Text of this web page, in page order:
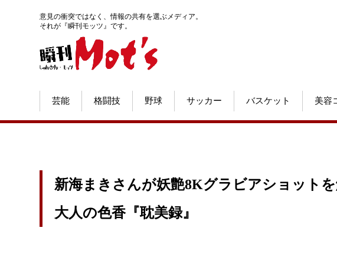
意見の衝突ではなく、情報の共有を選ぶメディア。
それが『瞬刊モッツ』です。
芸能 格闘技 野球 サッカー バスケット 美容
新海まきさんが妖艶8Kグラビアショット
大人の色香『耽美録』